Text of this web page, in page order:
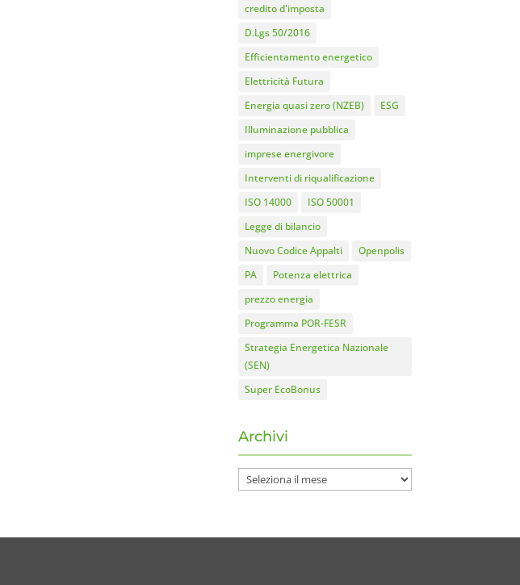
credito d'imposta
D.Lgs 50/2016
Efficientamento energetico
Elettricità Futura
Energia quasi zero (NZEB)
ESG
Illuminazione pubblica
imprese energivore
Interventi di riqualificazione
ISO 14000
ISO 50001
Legge di bilancio
Nuovo Codice Appalti
Openpolis
PA
Potenza elettrica
prezzo energia
Programma POR-FESR
Strategia Energetica Nazionale
(SEN)
Super EcoBonus
Archivi
Archivi